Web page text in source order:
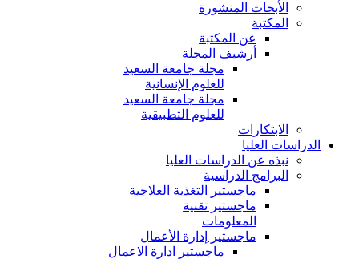
الأبحاث المنشورة
المكتبة
عن المكتبة
أرشيف المجلة
مجلة جامعة السعيد
للعلوم الإنسانية
مجلة جامعة السعيد
للعلوم التطبيقية
الابتكارات
الدراسات العليا
نبذه عن الدراسات العليا
البرامج الدراسية
ماجستير التغذية العلاجية
ماجستير تقنية
المعلومات
ماجستير إدارة الأعمال
ماجستير ادارة الاعمال